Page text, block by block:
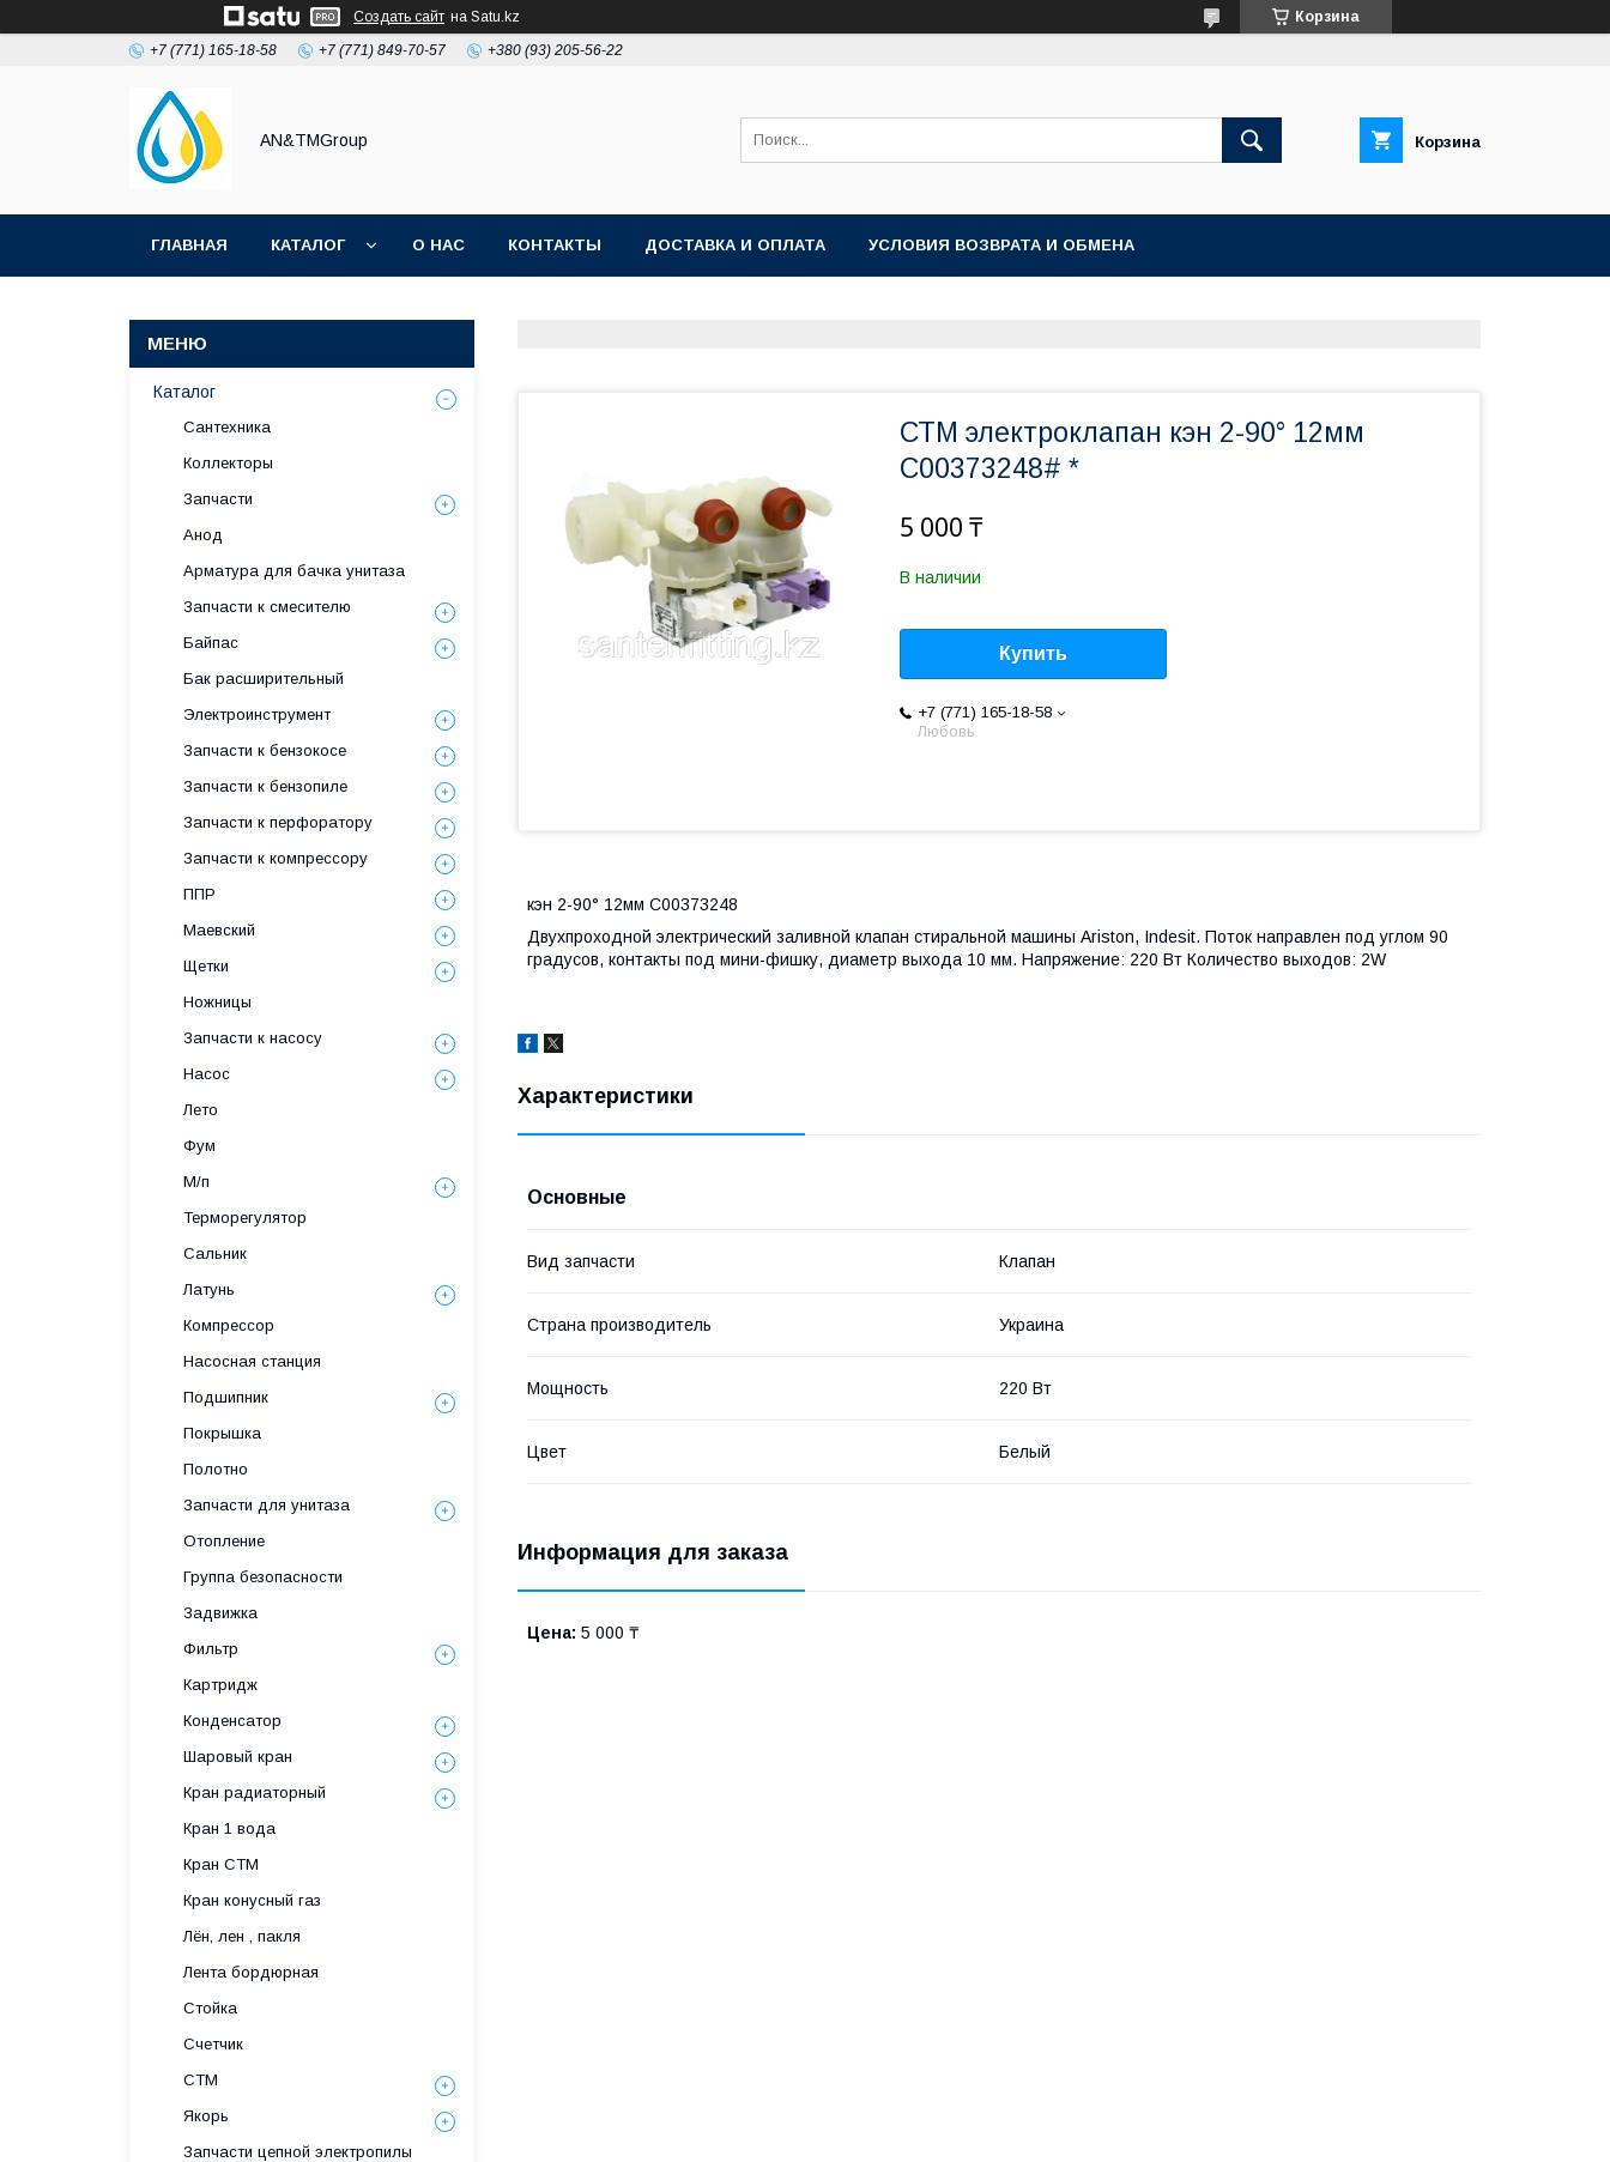
Создать сайт на Satu.kz Корзина
+7 (771) 165-18-58 +7 (771) 849-70-57 +380 (93) 205-56-22
AN&TMGroup Корзина
ГЛАВНАЯ КАТАЛОГ О НАС КОНТАКТЫ ДОСТАВКА И ОПЛАТА УСЛОВИЯ ВОЗВРАТА И ОБМЕНА
СТМ электроклапан кэн 2-90° 12мм
C00373248# *
5 000 ₸
В наличии
Купить
+7 (771) 165-18-58
Любовь
кэн 2-90° 12мм C00373248
Двухпроходной электрический заливной клапан стиральной машины Ariston, Indesit. Поток направлен под углом 90
градусов, контакты под мини-фишку, диаметр выхода 10 мм. Напряжение: 220 Вт Количество выходов: 2W
Характеристики
Основные
Вид запчасти Клапан
Страна производитель Украина
Мощность 220 Вт
Цвет Белый
Информация для заказа
Цена: 5 000 ₸
Каталог
Сантехника
Коллекторы
Запчасти
Анод
Арматура для бачка унитаза
Запчасти к смесителю
Байпас
Бак расширительный
Электроинструмент
Запчасти к бензокосе
Запчасти к бензопиле
Запчасти к перфоратору
Запчасти к компрессору
ППР
Маевский
Щетки
Ножницы
Запчасти к насосу
Насос
Лето
Фум
М/п
Терморегулятор
Сальник
Латунь
Компрессор
Насосная станция
Подшипник
Покрышка
Полотно
Запчасти для унитаза
Отопление
Группа безопасности
Задвижка
Фильтр
Картридж
Конденсатор
Шаровый кран
Кран радиаторный
Кран 1 вода
Кран СТМ
Кран конусный газ
Лён, лен , пакля
Лента бордюрная
Стойка
Счетчик
СТМ
Якорь
Запчасти цепной электропилы